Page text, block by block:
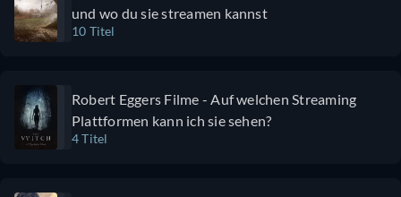
Der erste
bezeichnen würde.
Und Ralph
und wo du sie streamen kannst
10 Titel
Robert Eggers Filme - Auf welchen Streaming
Plattformen kann ich sie sehen?
4 Titel